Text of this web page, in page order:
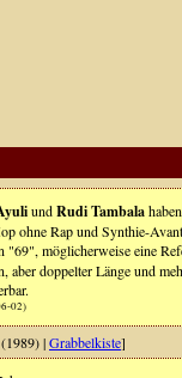
undRudi Tambala
ohne Rap und Synthie-
"69", möglicherweise eine
aber doppelter Länge und
02)
(1989) |Grabbelkiste]